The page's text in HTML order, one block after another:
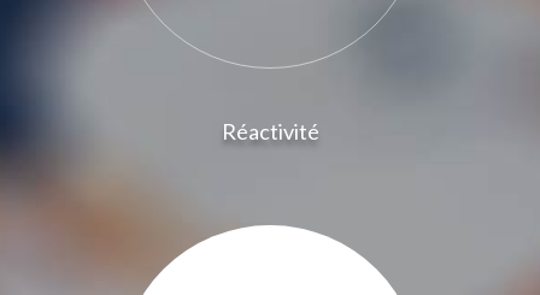
Réactivité